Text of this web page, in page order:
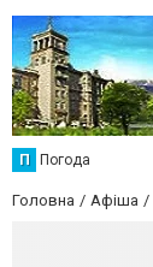
П Погода
Головна Афіша